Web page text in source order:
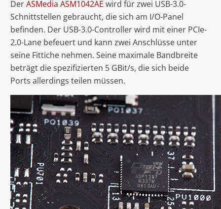
DerASMedia ASM1042AE wird für zwei USB-3.0-
Schnittstellen gebraucht, die sich am I/O-Panel
befinden. Der USB-3.0-Controller wird mit einer PCIe-
2.0-Lane befeuert und kann zwei Anschlüsse unter
seine Fittiche nehmen. Seine maximale Bandbreite
beträgt die spezifizierten 5 GBit/s, die sich beide
Ports allerdings teilen müssen.